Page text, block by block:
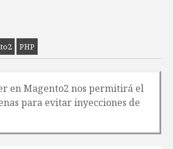
PHP
en Magento2 nos permitirá el
para evitar inyecciones de